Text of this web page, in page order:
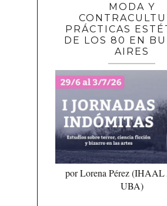
MODA Y
PRÁCTICAS
DE LOS 80 EN
AIRES
por Lorena Pérez
UBA)